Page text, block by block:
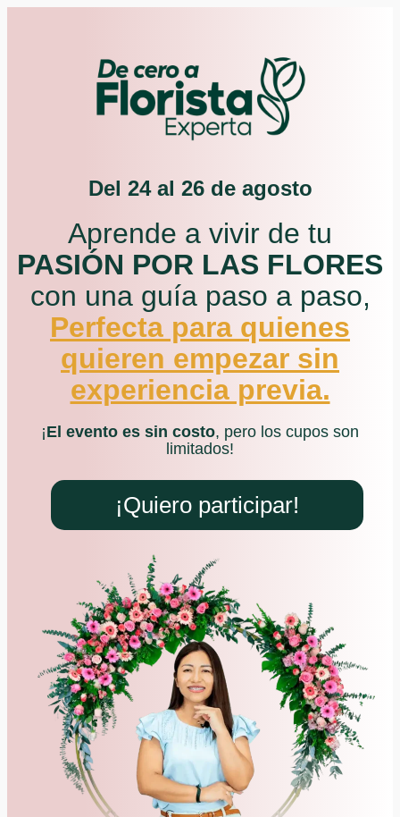
Del 24 al 26 de agosto
Aprende a vivir de tu
PASIÓN POR LAS FLORES
con una guía paso a paso,
Perfecta para quienes
quieren empezar sin
experiencia previa.
¡El evento es sin costo, pero los cupos son
limitados!
¡Quiero participar!